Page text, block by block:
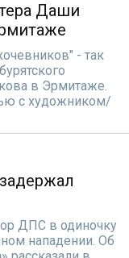
Даши
- так
в Эрмитаже.
с художником/
ДПС в одиночку
нападении. Об